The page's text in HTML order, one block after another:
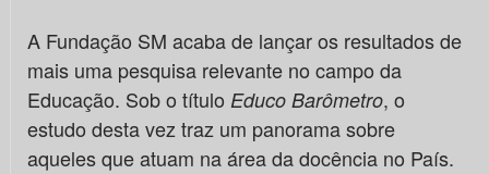
A Fundação SM acaba de lançar os resultados de
mais uma pesquisa relevante no campo da
Educação. Sob o título Educo Barômetro, o
estudo desta vez traz um panorama sobre
aqueles que atuam na área da docência no País.